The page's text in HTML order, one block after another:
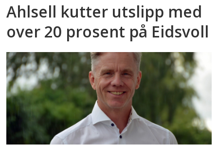
Ahlsell kutter utslipp med
over 20 prosent på Eidsvoll